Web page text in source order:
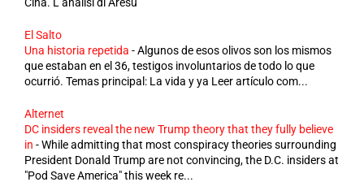
El Salto
Una historia repetida -Algunos de esos olivos son los mismos
que estaban en el 36, testigos involuntarios de todo lo que
ocurrió. Temas principal: La vida y ya Leer artículo com...
Alternet
DC insiders reveal the new Trump theory that they fully believe
in -While admitting that most conspiracy theories surrounding
President Donald Trump are not convincing, the D.C. insiders at
"Pod Save America" this week re...